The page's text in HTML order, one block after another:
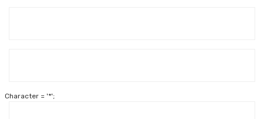
Character = '*';